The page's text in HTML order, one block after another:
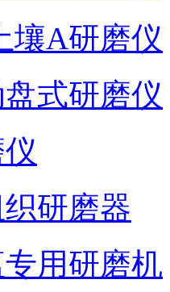
壤A研磨仪
式研磨仪
研磨器
用研磨机